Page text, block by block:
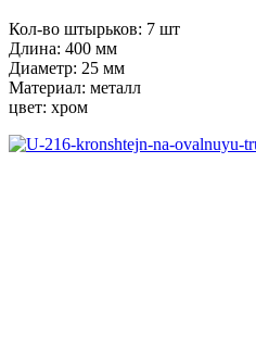
Кол-во штырьков: 7 шт
Длина: 400 мм
Диаметр: 25 мм
Материал: металл
цвет: хром